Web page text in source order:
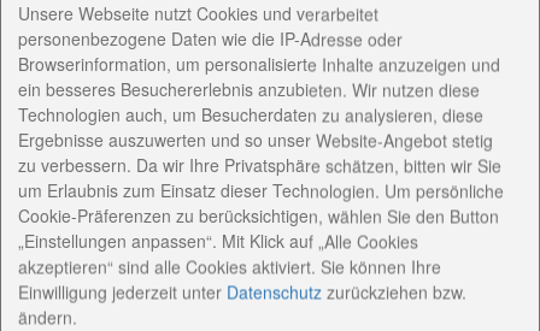
Unsere Webseite nutzt Cookies und verarbeitet
personenbezogene Daten wie die IP-Adresse oder
Browserinformation, um personalisierte Inhalte anzuzeigen und
ein besseres Besuchererlebnis anzubieten. Wir nutzen diese
Technologien auch, um Besucherdaten zu analysieren, diese
Ergebnisse auszuwerten und so unser Website-Angebot stetig
zu verbessern. Da wir Ihre Privatsphäre schätzen, bitten wir Sie
um Erlaubnis zum Einsatz dieser Technologien. Um persönliche
Cookie-Präferenzen zu berücksichtigen, wählen Sie den Button
„Einstellungen anpassen“. Mit Klick auf „Alle Cookies
akzeptieren“ sind alle Cookies aktiviert. Sie können Ihre
Einwilligung jederzeit unter Datenschutz zurückziehen bzw.
ändern.